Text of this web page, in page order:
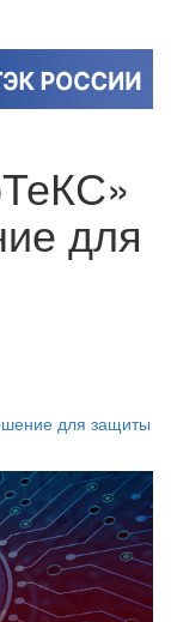
для
для защиты